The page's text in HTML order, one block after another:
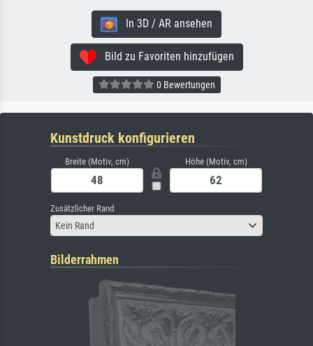
In 3D / AR ansehen
Bild zu Favoriten hinzufügen
0 Bewertungen
Kunstdruck konfigurieren
Breite (Motiv, cm) Höhe (Motiv, cm)
Zusätzlicher Rand
Kein Rand
Bilderrahmen